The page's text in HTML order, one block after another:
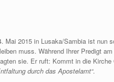
2015 in Lusaka/Sambia ist nun
muss. Während Ihrer Predigt
sie. Er ruft: Kommt in die
durch das Apostelamt“.